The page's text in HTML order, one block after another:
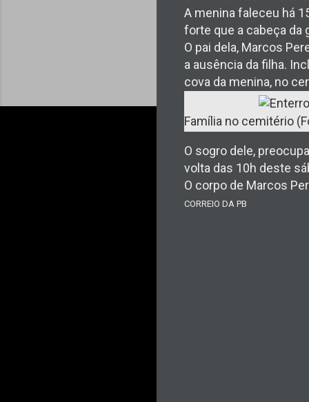
A menina faleceu há
forte que a cabeça da
O pai dela, Marcos
a ausência da filha.
cova da menina, no
Família no cemitério
O sogro dele,
volta das 10h deste
O corpo de Marcos
CORREIO DA PB